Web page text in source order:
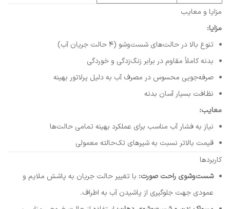
مزایا و معایب
مزایا:
تنوع بالا در حالت‌های شست‌وشو (۴ حالت جریان آب)
بدنه کاملاً مقاوم در برابر زنگ‌زدگی و خوردگی
صرفه‌جویی محسوس در مصرف آب به دلیل پرلاتور بهینه
نظافت بسیار آسان بدنه
معایب:
نیاز به فشار آب مناسب برای عملکرد بهینه تمامی حالت‌ها
قیمت بالاتر نسبت به شیرهای تک‌حالته معمولی
کاربردها
شست‌وشوی راحت صورت: با تغییر حالت جریان به پاشش ملایم و
عمودی جهت جلوگیری از پاشیدن آب به اطراف.